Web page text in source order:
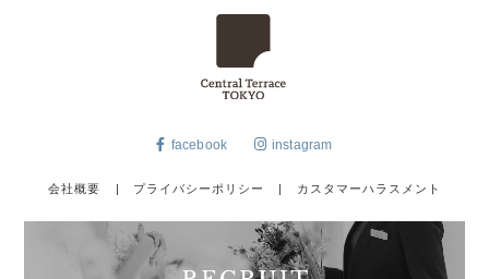
facebook instagram
会社概要 プライバシーポリシー カスタマーハラスメント